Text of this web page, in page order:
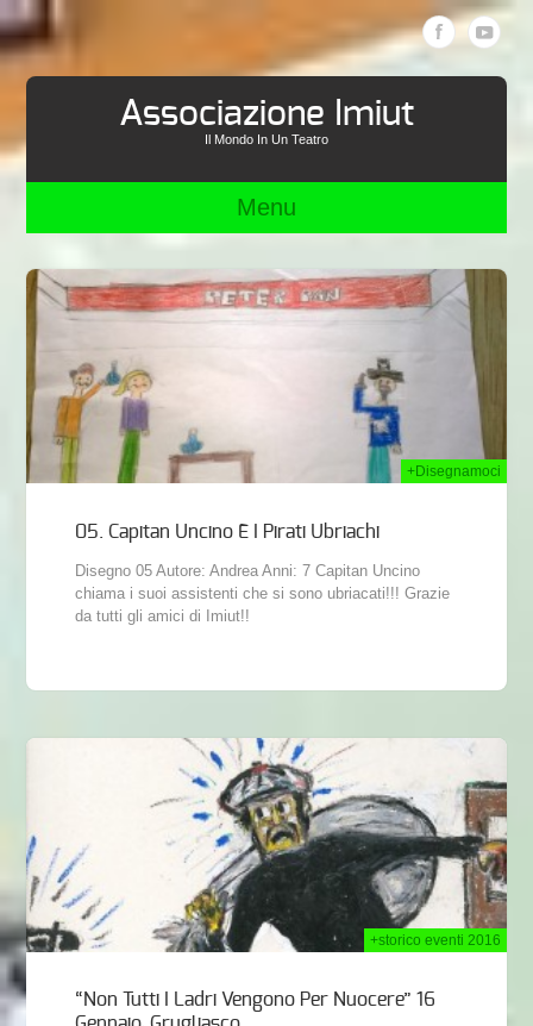
Associazione Imiut
Il Mondo In Un Teatro
Menu
+Disegnamoci
05. Capitan Uncino E I Pirati Ubriachi
Disegno 05 Autore: Andrea Anni: 7 Capitan Uncino
chiama i suoi assistenti che si sono ubriacati!!! Grazie
da tutti gli amici di Imiut!!
+storico eventi 2016
“Non Tutti I Ladri Vengono Per Nuocere” 16